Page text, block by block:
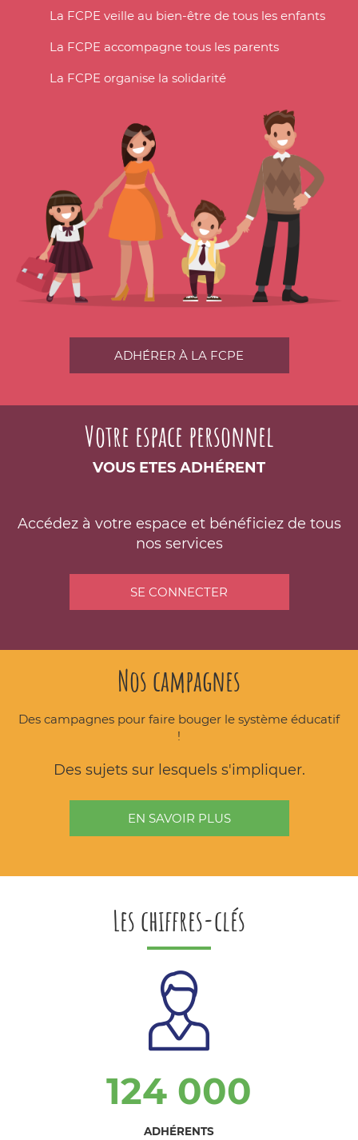
La FCPE veille au bien-être de tous les enfants
La FCPE accompagne tous les parents
La FCPE organise la solidarité
ADHÉRER À LA FCPE
Votre espace personnel
VOUS ETES ADHÉRENT
Accédez à votre espace et bénéficiez de tous
nos services
SE CONNECTER
Nos campagnes
Des campagnes pour faire bouger le système éducatif
!
Des sujets sur lesquels s'impliquer.
EN SAVOIR PLUS
Les chiffres-clés
124 000
ADHÉRENTS